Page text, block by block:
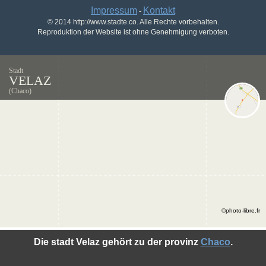
Impressum - Kontakt
© 2014 http://www.stadte.co. Alle Rechte vorbehalten.
Reproduktion der Website ist ohne Genehmigung verboten.
Stadt
VELAZ
(Chaco)
Die stadt Velaz gehört zu der provinz Chaco.
©photo-libre.fr